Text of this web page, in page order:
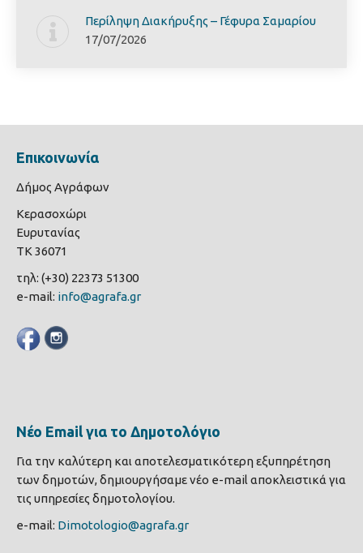
Περίληψη Διακήρυξης – Γέφυρα Σαμαρίoυ
17/07/2026
Επικοινωνία
Δήμος Αγράφων
Κερασοχώρι
Ευρυτανίας
ΤΚ 36071
τηλ: (+30) 22373 51300
e-mail: info@agrafa.gr
Νέο Email για το Δημοτολόγιο
Για την καλύτερη και αποτελεσματικότερη εξυπηρέτηση
των δημοτών, δημιουργήσαμε νέο e-mail αποκλειστικά για
τις υπηρεσίες δημοτολογίου.
e-mail: Dimotologio@agrafa.gr